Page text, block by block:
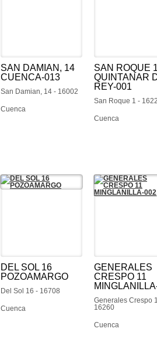
SAN DAMIAN, 14
CUENCA-013
San Damian, 14 - 16002
Cuenca
SAN ROQUE
QUINTANAR
REY-001
San Roque 1 -
Cuenca
DEL SOL 16
POZOAMARGO
Del Sol 16 - 16708
Cuenca
GENERALES
CRESPO 11
Generales Crespo
16260
Cuenca